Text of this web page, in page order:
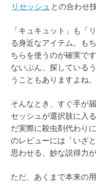
リセッシュ との合わせ
「キュキュット」も「
る身近なアイテム。も
ちらを使うのが確実で
ないぶん、探している
うこともありますよね。
そんなとき、すぐ手が
セッシュが選択肢に入
だ実際に殺虫剤代わり
のレビューには「いざ
思わせる、妙な説得力
ただ、あくまで本来の